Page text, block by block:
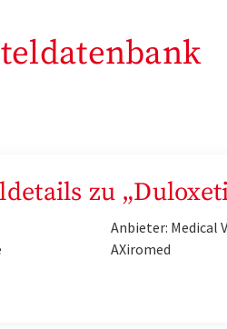
zu
Anbieter: Medical
AXiromed